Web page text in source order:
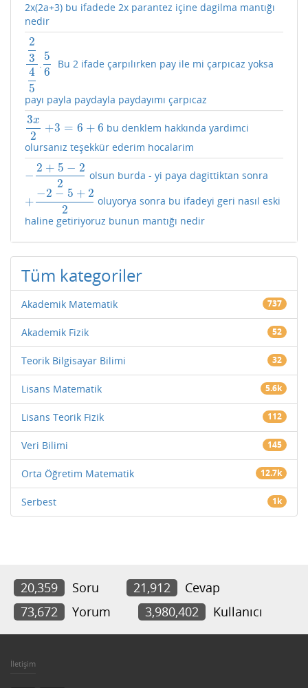
2x(2a+3) bu ifadede 2x parantez içine dagilma mantığı
nedir
2
3
4
5
2345
.
5
6
56 Bu 2 ifade çarpılırken pay ile mi çarpıcaz yoksa
payı payla paydayla paydayımı çarpıcaz
3x
2
3x2 +3 = 6 + 6
+3= 6+6
bu denklem hakkında yardimci
olursanız teşekkür ederim hocalarim
−
2 + 5 − 2
2
−2 +5−22 olsun burda - yi paya dagittiktan sonra
+
−2 − 5 + 2
2
+−2−5+22
oluyorya sonra bu ifadeyi geri nasıl eski
haline getiriyoruz bunun mantığı nedir
Tüm kategoriler
Akademik Matematik 737
Akademik Fizik 52
Teorik Bilgisayar Bilimi 32
Lisans Matematik 5.6k
Lisans Teorik Fizik 112
Veri Bilimi 145
Orta Öğretim Matematik 12.7k
Serbest 1k
20,359 Soru 21,912
Cevap
73,672
Yorum 3,980,402 Kullanıcı
İletişim